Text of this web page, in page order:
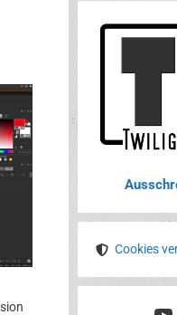
Cookies